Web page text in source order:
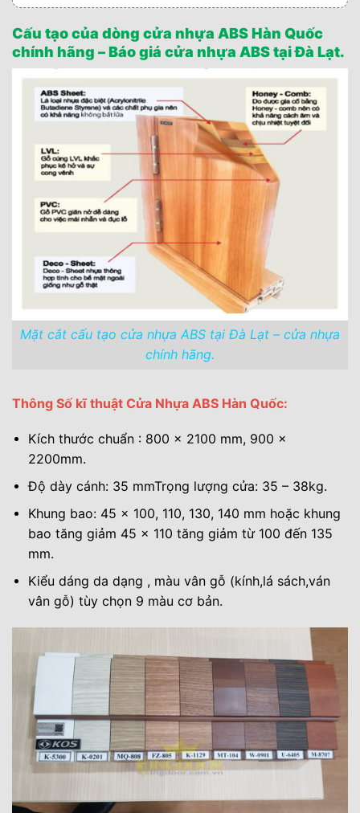
Cấu tạo của dòng cửa nhựa ABS Hàn Quốc
chính hãng – Báo giá cửa nhựa ABS tại Đà Lạt.
Mặt cắt cấu tạo cửa nhựa ABS tại Đà Lạt – cửa nhựa
chính hãng.
Thông Số kĩ thuật Cửa Nhựa ABS Hàn Quốc:
Kích thước chuẩn : 800 x 2100 mm, 900 x
2200mm.
Độ dày cánh: 35 mmTrọng lượng cửa: 35 – 38kg.
Khung bao: 45 x 100, 110, 130, 140 mm hoặc khung
bao tăng giảm 45 x 110 tăng giảm từ 100 đến 135
mm.
Kiểu dáng da dạng , màu vân gỗ (kính,lá sách,ván
vân gỗ) tùy chọn 9 màu cơ bản.